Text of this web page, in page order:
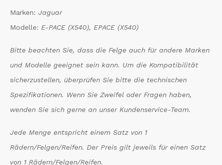
Marken: Jaguar
Modelle: E-PACE (X540), EPACE (X540)
Bitte beachten Sie, dass die Felge auch für andere Marken
und Modelle geeignet sein kann. Um die Kompatibilität
sicherzustellen, überprüfen Sie bitte die technischen
Spezifikationen. Wenn Sie Zweifel oder Fragen haben,
wenden Sie sich gerne an unser Kundenservice-Team.
Jede Menge entspricht einem Satz von 1
Rädern/Felgen/Reifen. Der Preis gilt jeweils für einen Satz
von 1 Rädern/Felgen/Reifen.